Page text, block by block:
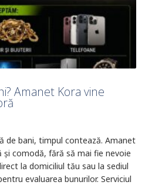
Amanet Kora vine
de bani, timpul contează. Amanet
comodă, fără să mai fie nevoie
la domiciliul tău sau la sediul
evaluarea bunurilor. Serviciul